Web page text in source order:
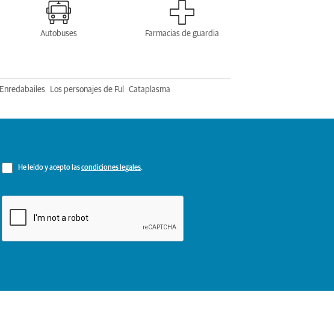
Autobuses Farmacias de guardia
Enredabailes Los personajes de Ful Cataplasma
He leído y acepto lascondiciones legales.